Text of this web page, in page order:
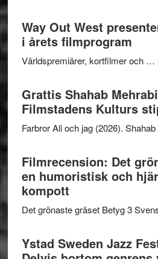
Way Out West
i årets filmprogram
Världspremiärer, kortfilmer och …
Grattis Shahab
Filmstadens Kulturs
Farbror Ali och jag (2026).
Filmrecension: Det
en humoristisk och
kompott
Det grönaste gräset Betyg 3
Ystad Sweden Jazz